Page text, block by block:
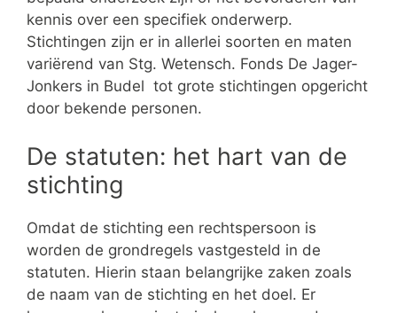
kennis over een specifiek onderwerp.
Stichtingen zijn er in allerlei soorten en maten
variërend van Stg. Wetensch. Fonds De Jager-
Jonkers in Budel tot grote stichtingen opgericht
door bekende personen.
De statuten: het hart van de
stichting
Omdat de stichting een rechtspersoon is
worden de grondregels vastgesteld in de
statuten. Hierin staan belangrijke zaken zoals
de naam van de stichting en het doel. Er